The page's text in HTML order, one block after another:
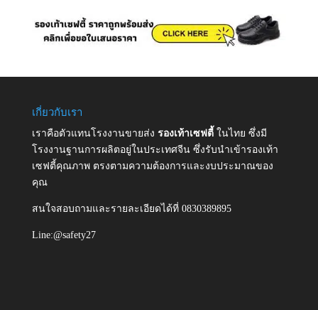
เกี่ยวกับเรา
เราคือตัวแทนโรงงานขายส่ง รองเท้าเซฟตี้ ในไทย ซึ่งมี
โรงงานฐานการผลิตอยู่ในประเทศจีน ซึ่งรับนำเข้ารองเท้า
เซฟตี้คุณภาพ ตรงตามความต้องการและงบประมาณของ
คุณ
สนใจสอบถามและรายละเอียดได้ที่ 0830389895
Line:@safety27